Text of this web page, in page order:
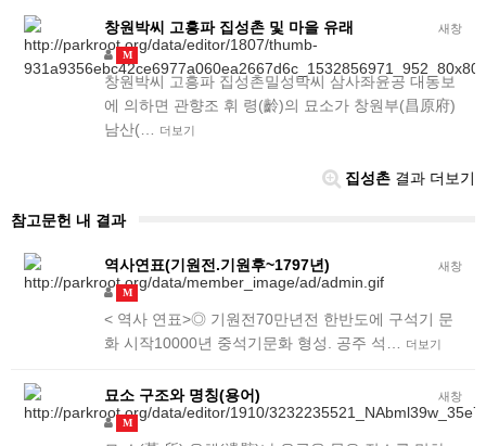
새창
창원박씨 고흥파 집성촌 및 마을 유래
M
창원박씨 고흥파 집성촌밀성박씨 삼사좌윤공 대동보
에 의하면 관향조 휘 령(齡)의 묘소가 창원부(昌原府)
남산(…
더보기
집성촌 결과 더보기
참고문헌 내 결과
새창
역사연표(기원전.기원후~1797년)
M
< 역사 연표>◎ 기원전70만년전 한반도에 구석기 문
화 시작10000년 중석기문화 형성. 공주 석…
더보기
새창
묘소 구조와 명칭(용어)
M